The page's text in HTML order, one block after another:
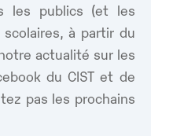
les publics (et les
à partir du
actualité sur les
du CIST et de
pas les prochains